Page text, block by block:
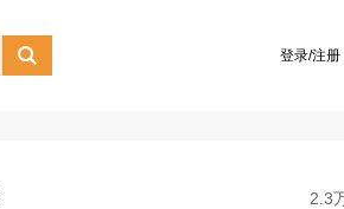
 登录/注册
2.3